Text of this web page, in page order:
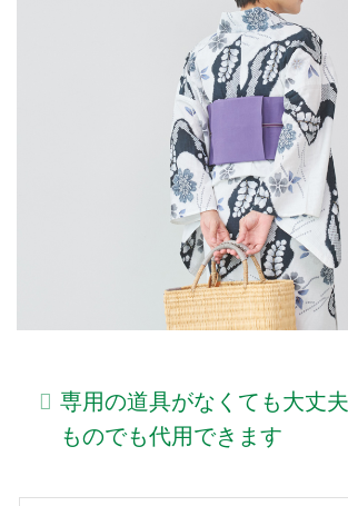
専用の道具がなくても大丈
ものでも代用できます